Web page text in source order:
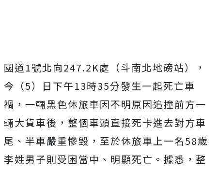
國道1號北向247.2K處（斗南北地磅站），
今（5）日下午13時35分發生一起死亡車
禍，一輛黑色休旅車因不明原因追撞前方一
輛大貨車後，整個車頭直接死卡進去對方車
尾、半車嚴重慘毀，至於休旅車上一名58歲
李姓男子則受困當中、明顯死亡。據悉，整